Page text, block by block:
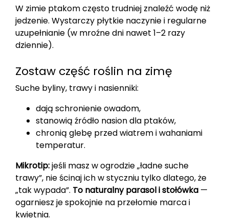
W zimie ptakom często trudniej znaleźć wodę niż
jedzenie. Wystarczy płytkie naczynie i regularne
uzupełnianie (w mroźne dni nawet 1–2 razy
dziennie).
Zostaw część roślin na zimę
Suche byliny, trawy i nasienniki:
dają schronienie owadom,
stanowią źródło nasion dla ptaków,
chronią glebę przed wiatrem i wahaniami
temperatur.
Mikrotip:jeśli masz w ogrodzie „ładne suche
trawy”, nie ścinaj ich w styczniu tylko dlatego, że
„tak wypada”. To naturalny parasol i stołówka —
ogarniesz je spokojnie na przełomie marca i
kwietnia.